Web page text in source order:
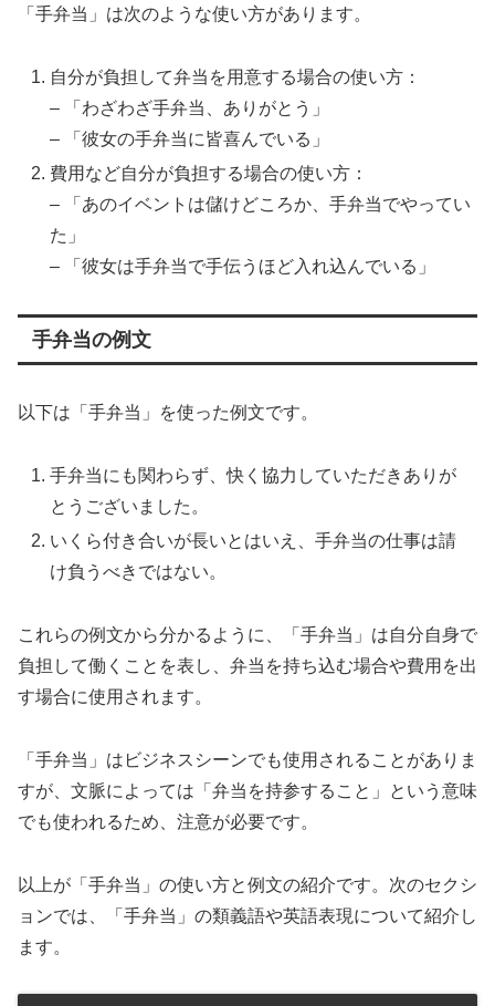
「手弁当」は次のような使い方があります。
自分が負担して弁当を用意する場合の使い方：
– 「わざわざ手弁当、ありがとう」
– 「彼女の手弁当に皆喜んでいる」
費用など自分が負担する場合の使い方：
– 「あのイベントは儲けどころか、手弁当でやってい
た」
– 「彼女は手弁当で手伝うほど入れ込んでいる」
手弁当の例文
以下は「手弁当」を使った例文です。
手弁当にも関わらず、快く協力していただきありが
とうございました。
いくら付き合いが長いとはいえ、手弁当の仕事は請
け負うべきではない。
これらの例文から分かるように、「手弁当」は自分自身で
負担して働くことを表し、弁当を持ち込む場合や費用を出
す場合に使用されます。
「手弁当」はビジネスシーンでも使用されることがありま
すが、文脈によっては「弁当を持参すること」という意味
でも使われるため、注意が必要です。
以上が「手弁当」の使い方と例文の紹介です。次のセクシ
ョンでは、「手弁当」の類義語や英語表現について紹介し
ます。